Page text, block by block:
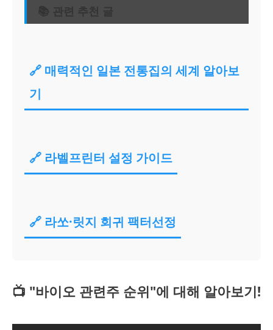
📚 관련 추천 글
🔗 매력적인 일본 전통집의 세계 알아보
기
🔗 라벨프린터 설정 가이드
🔗 라쏘·릿지 회귀 팩터선정
📺 "바이오 관련주 순위"에 대해 알아보기!